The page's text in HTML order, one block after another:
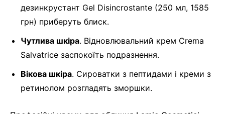
дезинкрустант Gel Disincrostante (250 мл, 1585
грн) приберуть блиск.
Чутлива шкіра. Відновлювальний крем Crema
Salvatrice заспокоїть подразнення.
Вікова шкіра. Сироватки з пептидами і креми з
ретинолом розгладять зморшки.